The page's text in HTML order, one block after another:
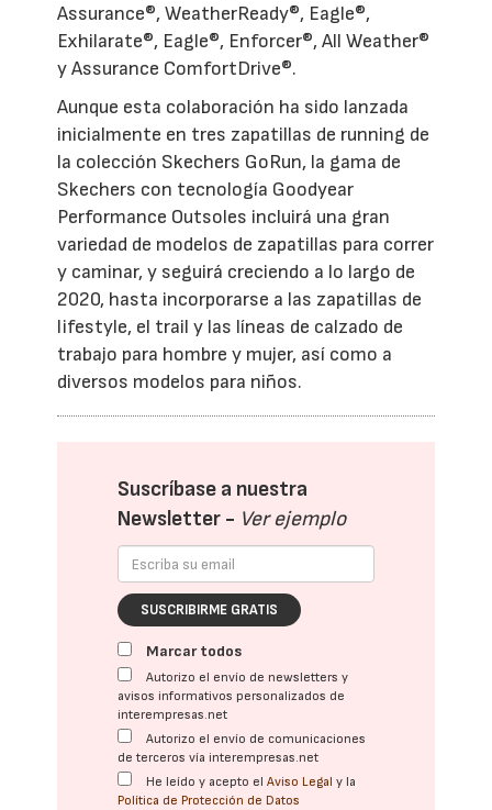
Assurance®, WeatherReady®, Eagle®,
Exhilarate®, Eagle®, Enforcer®, All Weather®
y Assurance ComfortDrive®.
Aunque esta colaboración ha sido lanzada
inicialmente en tres zapatillas de running de
la colección Skechers GoRun, la gama de
Skechers con tecnología Goodyear
Performance Outsoles incluirá una gran
variedad de modelos de zapatillas para correr
y caminar, y seguirá creciendo a lo largo de
2020, hasta incorporarse a las zapatillas de
lifestyle, el trail y las líneas de calzado de
trabajo para hombre y mujer, así como a
diversos modelos para niños.
Suscríbase a nuestra
Newsletter - Ver ejemplo
SUSCRIBIRME GRATIS
Marcar todos
Autorizo el envío de newsletters y
avisos informativos personalizados de
interempresas.net
Autorizo el envío de comunicaciones
de terceros vía interempresas.net
He leído y acepto elAviso Legal y la
Política de Protección de Datos